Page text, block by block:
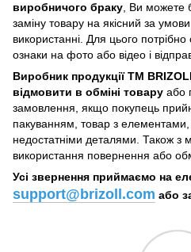
виробничого браку, Ви можете
заміну товару на якісний за
використанні. Для цього потрібно
ознаки на фото або відео і
Виробник продукції ТМ
відмовити в обміні товару або
замовлення, якщо покупець
пакуванням, товар з
недостатніми деталями. Також з
використання повернення або
Усі звернення приймаємо на
support@brizoll.com або